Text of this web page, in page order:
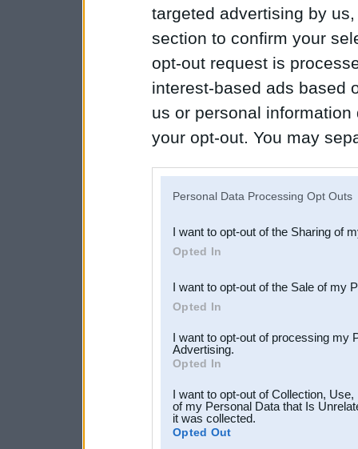
targeted advertising by
section to confirm your
opt-out request is
interest-based ads based
us or personal
your opt-out. You may
Downstream Participants
third parties.
Personal Data Processing Opt Outs
I want to opt-out of the Sharing of
Opted In
I want to opt-out of the Sale of my
Opted In
I want to opt-out of processing my
Advertising.
Opted In
I want to opt-out of Collection,
of my Personal Data that Is
it was collected.
Opted Out